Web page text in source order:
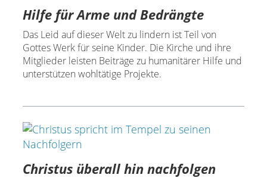
Hilfe für Arme und Bedrängte
Das Leid auf dieser Welt zu lindern ist Teil von
Gottes Werk für seine Kinder. Die Kirche und ihre
Mitglieder leisten Beiträge zu humanitärer Hilfe und
unterstützen wohltätige Projekte.
Christus überall hin nachfolgen